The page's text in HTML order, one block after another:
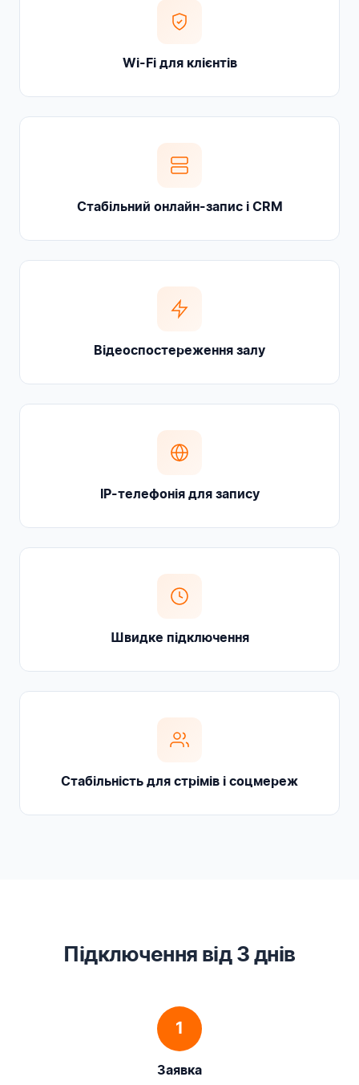
Wi-Fi для клієнтів
Стабільний онлайн-запис і CRM
Відеоспостереження залу
IP-телефонія для запису
Швидке підключення
Стабільність для стрімів і соцмереж
Підключення від 3 днів
1
Заявка